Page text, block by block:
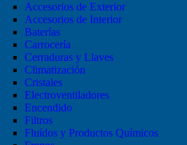
Accesorios de Exterior
Accesorios de Interior
Baterías
Carrocería
Cerraduras y Llaves
Climatización
Cristales
Electroventiladores
Encendido
Filtros
Fluídos y Productos Químicos